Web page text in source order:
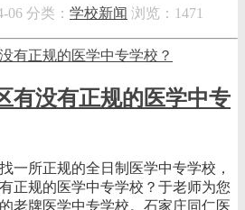
06 分类： 学校新闻 浏览：1471
有没有正规的医学中专
一所正规的全日制医学中专学校，
正规的医学中专学校？于老师为您
老牌医学中专学校。石家庄同仁医